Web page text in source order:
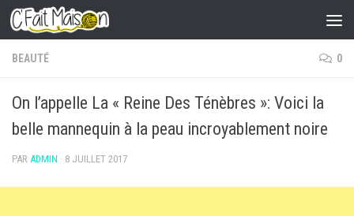
Skip to content
BEAUTÉ 0
On l’appelle La « Reine Des Ténèbres »: Voici la
belle mannequin à la peau incroyablement noire
PAR ADMIN · 8 JUILLET 2017